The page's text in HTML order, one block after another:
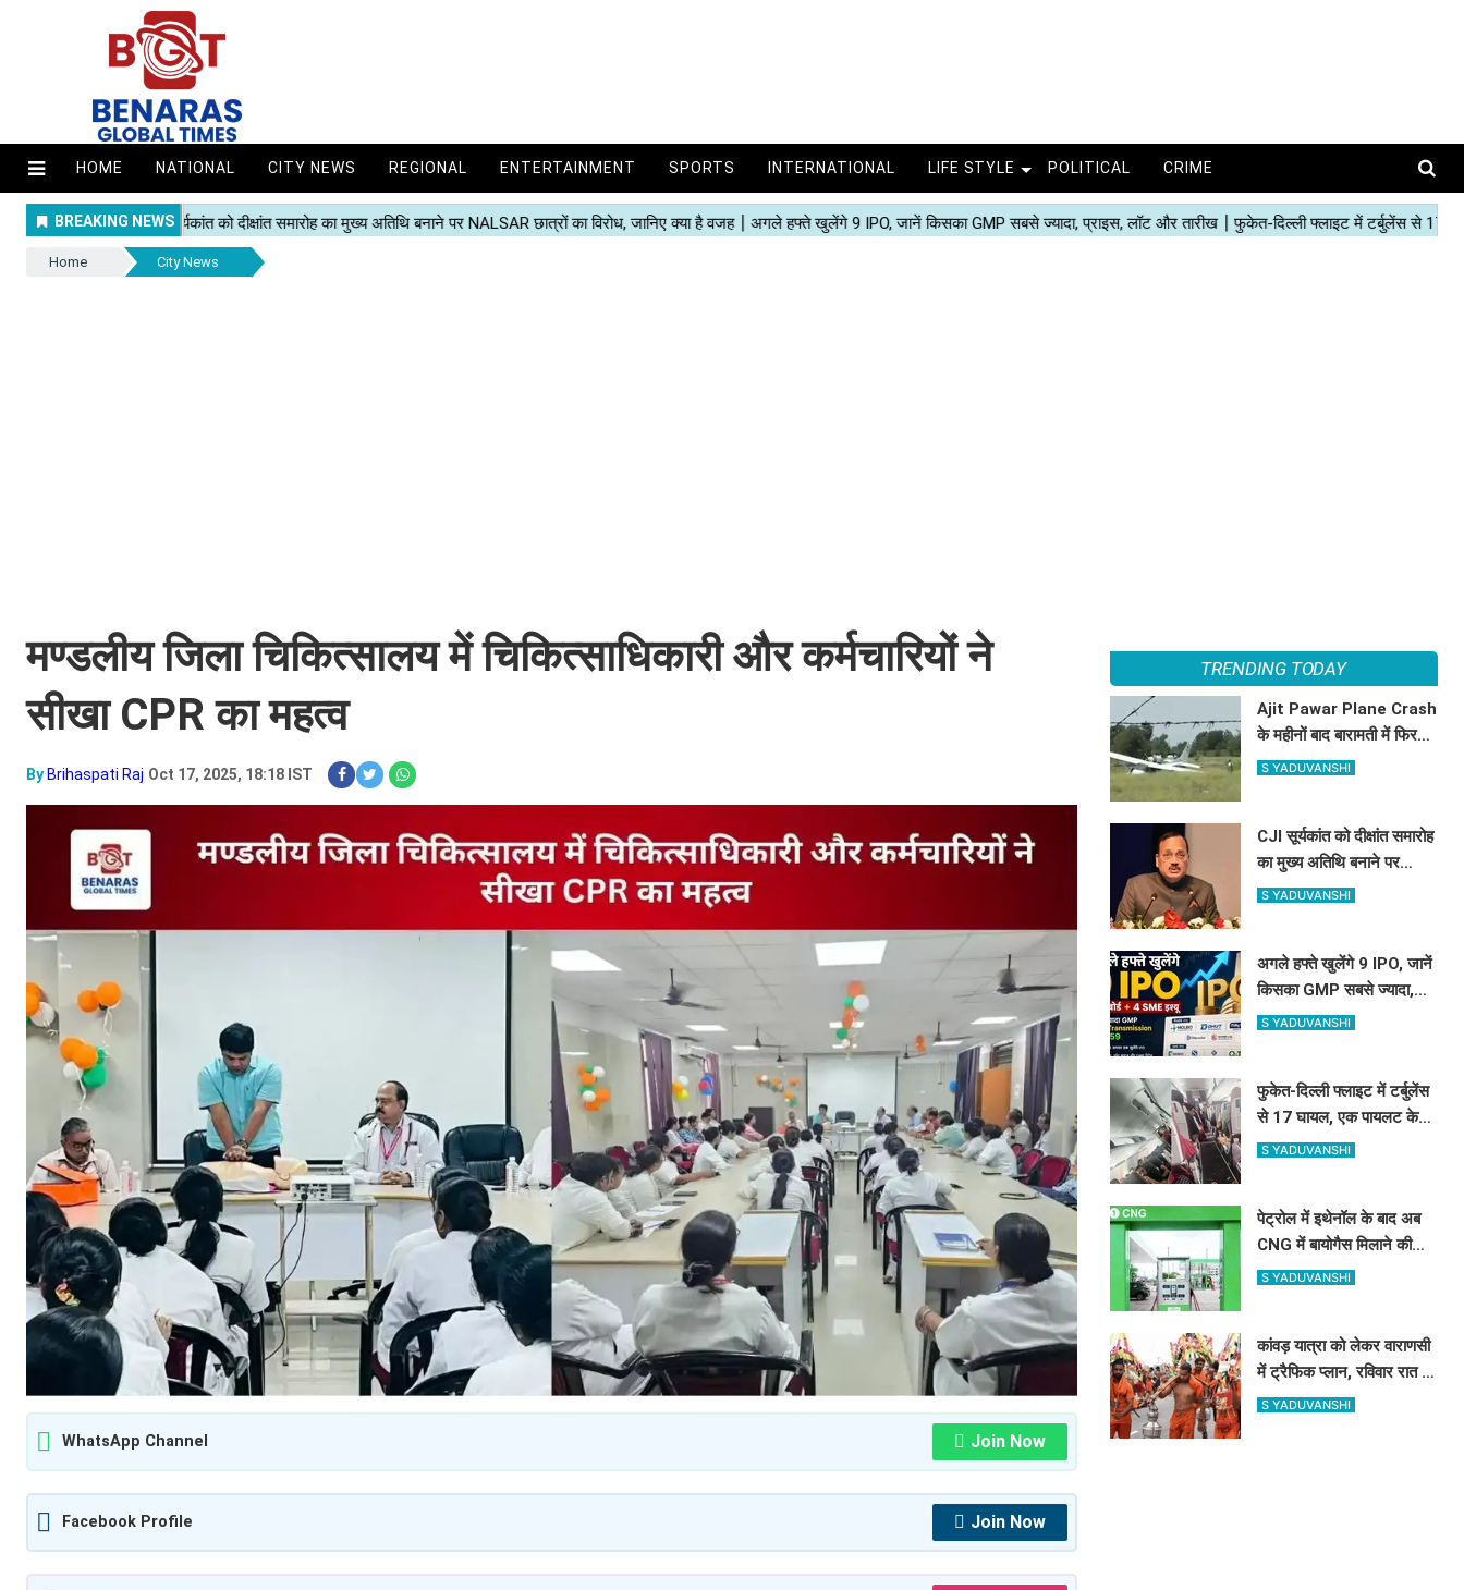
HOME NATIONAL CITY NEWS REGIONAL ENTERTAINMENT SPORTS INTERNATIONAL LIFE STYLE POLITICAL CRIME
Home City News
मण्डलीय जिला चिकित्सालय में चिकित्साधिकारी और कर्मचारियों ने
सीखा CPR का महत्व
By Brihaspati Raj Oct 17, 2025, 18:18 IST
WhatsApp Channel Join Now
Facebook Profile Join Now
TRENDING TODAY
Ajit Pawar Plane Crash
के महीनों बाद बारामती में फिर
विमान हादसा, ट्रेनर
S YADUVANSHI
CJI सूर्यकांत को दीक्षांत समारोह
का मुख्य अतिथि बनाने पर
NALSAR छात्रों का विरोध,
S YADUVANSHI
अगले हफ्ते खुलेंगे 9 IPO, जानें
किसका GMP सबसे ज्यादा,
प्राइस, लॉट और तारीख
S YADUVANSHI
फुकेत-दिल्ली फ्लाइट में टर्बुलेंस
से 17 घायल, एक पायलट के
डोप टेस्ट पर सवाल, Air
S YADUVANSHI
पेट्रोल में इथेनॉल के बाद अब
CNG में बायोगैस मिलाने की
तैयारी, 23,731 करोड़ की
S YADUVANSHI
कांवड़ यात्रा को लेकर वाराणसी
में ट्रैफिक प्लान, रविवार रात से
बड़े वाहनों का प्रवेश बंद
S YADUVANSHI